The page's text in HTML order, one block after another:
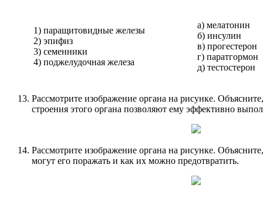
1) паращитовидные железы
2) эпифиз
3) семенники
4) поджелудочная железа
а) мелатонин
б) инсулин
в) прогестерон
г) паратгормон
д) тестостерон
Рассмотрите изображение органа на рисунке.
строения этого органа позволяют ему эффективно
Рассмотрите изображение органа на рисунке.
могут его поражать и как их можно предотвратить.